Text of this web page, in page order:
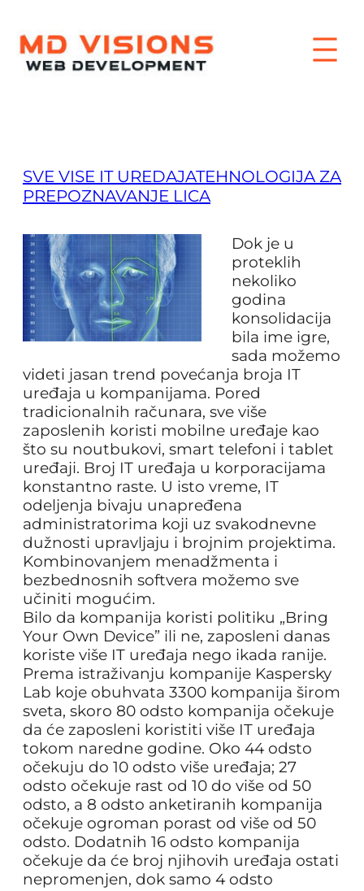
to
content
SVE VISE IT UREDAJATEHNOLOGIJA ZA
PREPOZNAVANJE LICA
Dok je u
proteklih
nekoliko
godina
konsolidacija
bila ime igre,
sada možemo
videti jasan trend povećanja broja IT
uređaja u kompanijama. Pored
tradicionalnih računara, sve više
zaposlenih koristi mobilne uređaje kao
što su noutbukovi, smart telefoni i tablet
uređaji. Broj IT uređaja u korporacijama
konstantno raste. U isto vreme, IT
odeljenja bivaju unapređena
administratorima koji uz svakodnevne
dužnosti upravljaju i brojnim projektima.
Kombinovanjem menadžmenta i
bezbednosnih softvera možemo sve
učiniti mogućim.
Bilo da kompanija koristi politiku „Bring
Your Own Device” ili ne, zaposleni danas
koriste više IT uređaja nego ikada ranije.
Prema istraživanju kompanije Kaspersky
Lab koje obuhvata 3300 kompanija širom
sveta, skoro 80 odsto kompanija očekuje
da će zaposleni koristiti više IT uređaja
tokom naredne godine. Oko 44 odsto
očekuju do 10 odsto više uređaja; 27
odsto očekuje rast od 10 do više od 50
odsto, a 8 odsto anketiranih kompanija
očekuje ogroman porast od više od 50
odsto. Dodatnih 16 odsto kompanija
očekuje da će broj njihovih uređaja ostati
nepromenjen, dok samo 4 odsto